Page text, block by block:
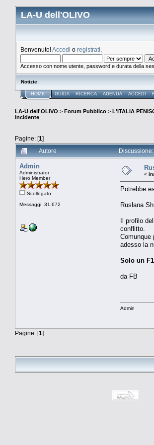
LA-U dell'OLIVO
Benvenuto!Accedi o registrati
Accesso con nome utente, password e durata della
Notizie:
HOME GUIDA RICERCA AGENDA ACCEDI
LA-U dell'OLIVO > Forum Pubblico > L'ITALIA
incidente
Pagine: [1]
Autore
Admin
Administrator
Hero Member
Scollegato
Messaggi: 31.672
«
Potrebbe
Ruslana
Il profilo
conflitto.
Comunque
adesso la
Solo un
da FB
Admin
Pagine: [1]